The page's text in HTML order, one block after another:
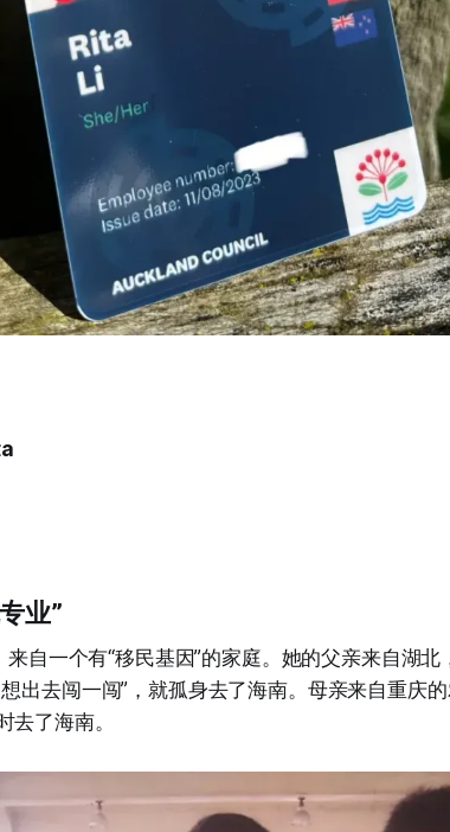
业”
自一个有“移民基因”的家庭。她的父亲来自湖北
出去闯一闯”，就孤身去了海南。母亲来自重庆
去了海南。